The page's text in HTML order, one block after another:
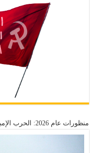
منظورات عام 2026: الحرب الإمبريالية والصراع الطبقي